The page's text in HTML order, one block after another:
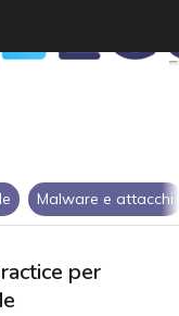
Malware e attacchi
per